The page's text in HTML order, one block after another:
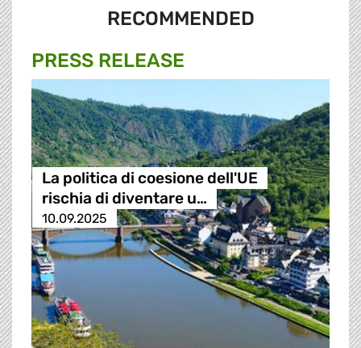
RECOMMENDED
PRESS RELEASE
La politica di coesione dell'UE
rischia di diventare u…
10.09.2025